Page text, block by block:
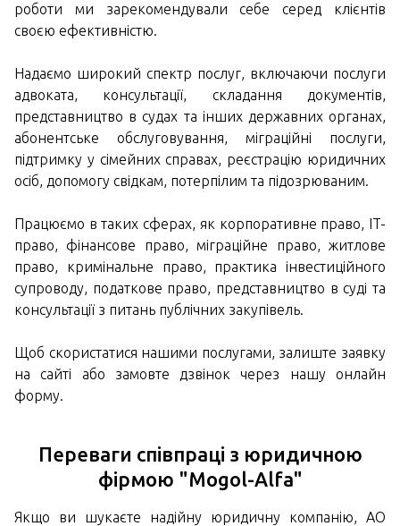
роботи ми зарекомендували себе серед клієнтів
своєю ефективністю.
Надаємо широкий спектр послуг, включаючи послуги
адвоката, консультації, складання документів,
представництво в судах та інших державних органах,
абонентське обслуговування, міграційні послуги,
підтримку у сімейних справах, реєстрацію юридичних
осіб, допомогу свідкам, потерпілим та підозрюваним.
Працюємо в таких сферах, як корпоративне право, IT-
право, фінансове право, міграційне право, житлове
право, кримінальне право, практика інвестиційного
супроводу, податкове право, представництво в суді та
консультації з питань публічних закупівель.
Щоб скористатися нашими послугами, залиште заявку
на сайті або замовте дзвінок через нашу онлайн
форму.
Переваги співпраці з юридичною
фірмою "Mogol-Alfa"
Якщо ви шукаєте надійну юридичну компанію, АО